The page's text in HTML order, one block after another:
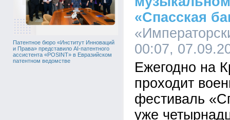
Патентное бюро «Институт Инноваций
и Права» представило AI-патентного
ассистента «POSINT» в Евразийском
патентном ведомстве
«Спасская
00:07,
Ежегодно на
проходит
фестиваль
уже